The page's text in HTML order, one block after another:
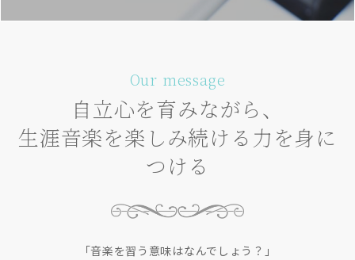
Our message
自立心を育みながら、
生涯音楽を楽しみ続ける力を身に
つける
「音楽を習う意味はなんでしょう？」